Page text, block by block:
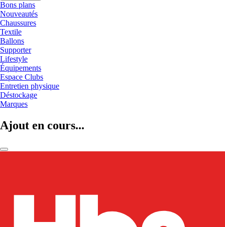
Bons plans
Nouveautés
Chaussures
Textile
Ballons
Supporter
Lifestyle
Équipements
Espace Clubs
Entretien physique
Déstockage
Marques
Ajout en cours...